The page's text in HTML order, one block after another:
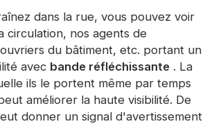
dans la rue, vous pouvez voir
circulation, nos agents de
du bâtiment, etc. portant un
avec bande réfléchissante . La
ils le portent même par temps
améliorer la haute visibilité. De
donner un signal d'avertissement